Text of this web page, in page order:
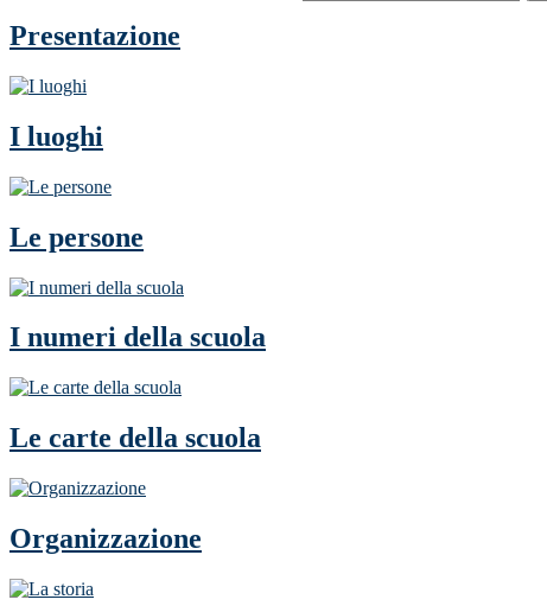
Presentazione
I luoghi
Le persone
I numeri della scuola
Le carte della scuola
Organizzazione